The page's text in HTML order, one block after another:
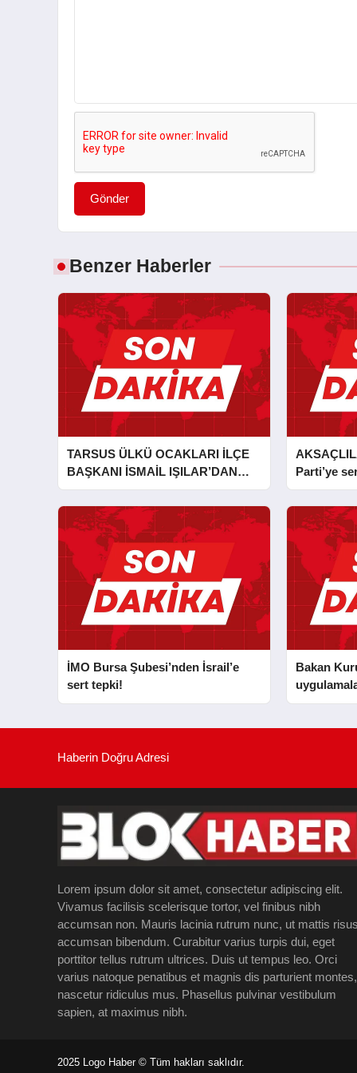
Gönder
Benzer Haberler
TARSUS ÜLKÜ OCAKLARI İLÇE
BAŞKANI İSMAİL IŞILAR’DAN
İLKYARDIM EĞİTİCİ EĞİTMENİ
MURAT CAN FİDAN’A ZİYARET
Parti’ye
İMO Bursa Şubesi’nden İsrail’e
sert tepki!
Bakan
Haberin Doğru Adresi
Lorem ipsum dolor sit amet, consectetur adipiscing elit.
Vivamus facilisis scelerisque tortor, vel finibus nibh
accumsan non. Mauris lacinia rutrum nunc, ut mattis
accumsan bibendum. Curabitur varius turpis dui, eget
porttitor tellus rutrum ultrices. Duis ut tempus leo. Orci
varius natoque penatibus et magnis dis parturient montes,
nascetur ridiculus mus. Phasellus pulvinar vestibulum
sapien, at maximus nibh.
2025 Logo Haber © Tüm hakları saklıdır.